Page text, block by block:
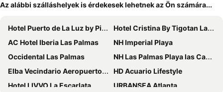
Az alábbi szálláshelyek is érdekesek lehetnek az Ön számára...
Hotel Puerto de La Luz by Pierre & Vacances
Hotel Cristina By Tigotan Las Palmas - Adults Only +16
AC Hotel Iberia Las Palmas
NH Imperial Playa
Occidental Las Palmas
NH Las Palmas Playa las Canteras
Elba Vecindario Aeropuerto Business & Convention Hotel
HD Acuario Lifestyle
Hotel LIVVO La Escarlata
URBANSEA Atlanta